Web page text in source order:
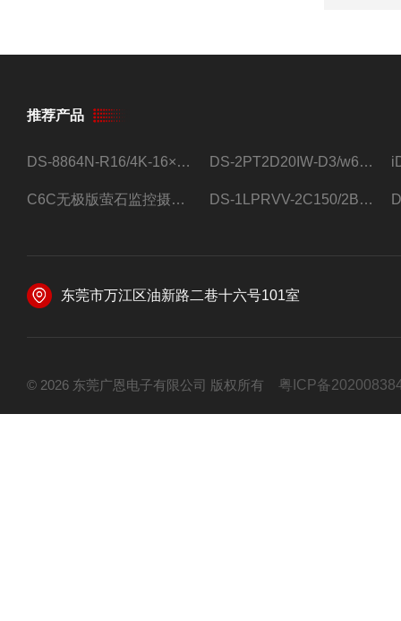
推荐产品
DS-8864N-R16/4K-16×4T/希捷16盘位录像机 DS-2PT2D20IW-D3/w64路高清硬盘录像机
C6C无极版萤石监控摄像头 DS-1LPRVV-2C150/2B监控室外夜视高清电源线护套线200米/卷
东莞市万江区油新路二巷十六号101室
© 2026 东莞广恩电子有限公司 版权所有 粤ICP备